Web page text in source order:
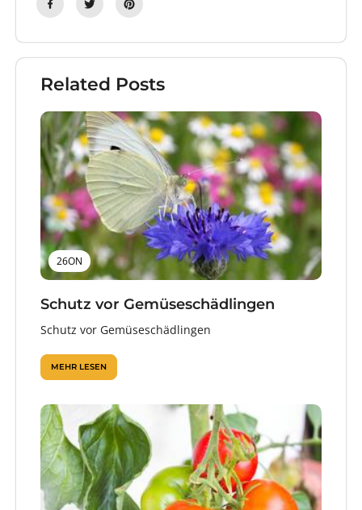
Related Posts
26ON
Schutz vor Gemüseschädlingen
Schutz vor Gemüseschädlingen
MEHR LESEN